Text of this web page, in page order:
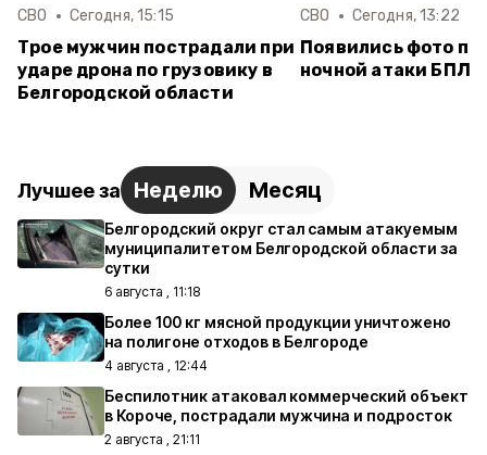
СВО Сегодня, 15:15
Трое мужчин пострадали при
ударе дрона по грузовику в
Белгородской области
СВО Сегодня, 13:22
Появились фото
ночной атаки БПЛА
Лучшее за Неделю Месяц
Белгородский округ стал самым атакуемым
муниципалитетом Белгородской области за
сутки
6 августа , 11:18
Более 100 кг мясной продукции уничтожено
на полигоне отходов в Белгороде
4 августа , 12:44
Беспилотник атаковал коммерческий объект
в Короче, пострадали мужчина и подросток
2 августа , 21:11